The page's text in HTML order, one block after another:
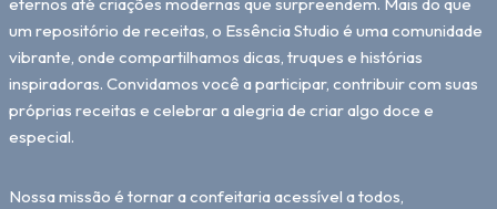
um repositório de receitas, o Essência Studio é uma comunidade
vibrante, onde compartilhamos dicas, truques e histórias
inspiradoras. Convidamos você a participar, contribuir com suas
próprias receitas e celebrar a alegria de criar algo doce e
especial.
Nossa missão é tornar a confeitaria acessível a todos,